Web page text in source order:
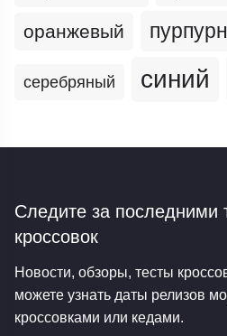
оранжевый
серебряный синий
Следите за последними
кроссовок
Новости, обзоры, тесты
можете узнать даты релизов
кроссовками или кедами.